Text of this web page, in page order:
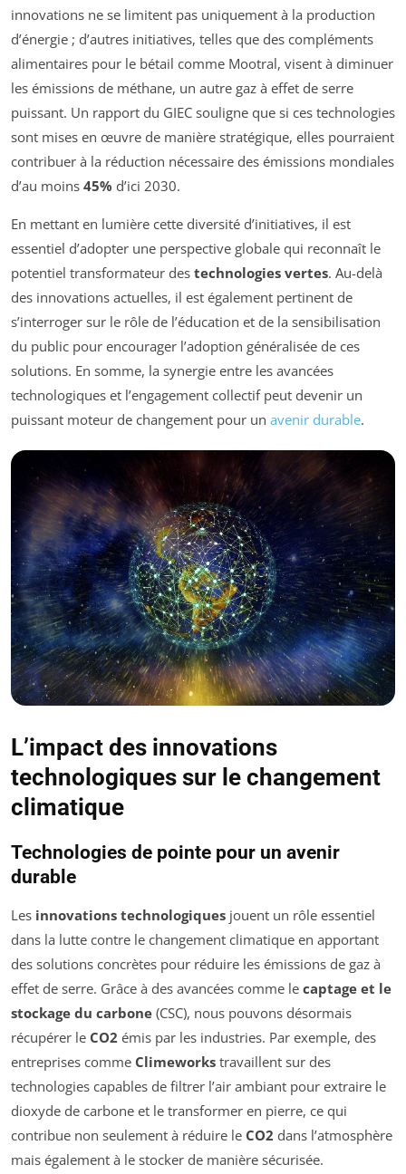
innovations ne se limitent pas uniquement à la production
d’énergie ; d’autres initiatives, telles que des compléments
alimentaires pour le bétail comme Mootral, visent à diminuer
les émissions de méthane, un autre gaz à effet de serre
puissant. Un rapport du GIEC souligne que si ces technologies
sont mises en œuvre de manière stratégique, elles pourraient
contribuer à la réduction nécessaire des émissions mondiales
d’au moins 45% d’ici 2030.
En mettant en lumière cette diversité d’initiatives, il est
essentiel d’adopter une perspective globale qui reconnaît le
potentiel transformateur des technologies vertes. Au-delà
des innovations actuelles, il est également pertinent de
s’interroger sur le rôle de l’éducation et de la sensibilisation
du public pour encourager l’adoption généralisée de ces
solutions. En somme, la synergie entre les avancées
technologiques et l’engagement collectif peut devenir un
puissant moteur de changement pour un avenir durable.
L’impact des innovations
technologiques sur le changement
climatique
Technologies de pointe pour un avenir
durable
Les innovations technologiques jouent un rôle essentiel
dans la lutte contre le changement climatique en apportant
des solutions concrètes pour réduire les émissions de gaz à
effet de serre. Grâce à des avancées comme le captage et le
stockage du carbone (CSC), nous pouvons désormais
récupérer le CO2 émis par les industries. Par exemple, des
entreprises comme Climeworks travaillent sur des
technologies capables de filtrer l’air ambiant pour extraire le
dioxyde de carbone et le transformer en pierre, ce qui
contribue non seulement à réduire le CO2 dans l’atmosphère
mais également à le stocker de manière sécurisée.